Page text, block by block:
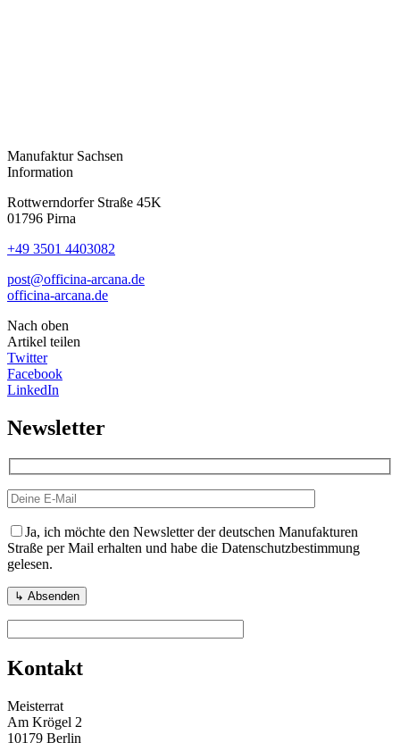
Manufaktur Sachsen
Information
Rottwerndorfer Straße 45K
01796 Pirna
+49 3501 4403082
post@officina-arcana.de
officina-arcana.de
Nach oben
Artikel teilen
Twitter
Facebook
LinkedIn
Newsletter
Ja, ich möchte den Newsletter der deutschen Manufakturen
Straße per Mail erhalten und habe die Datenschutzbestimmung
gelesen.
Kontakt
Meisterrat
Am Krögel 2
10179 Berlin